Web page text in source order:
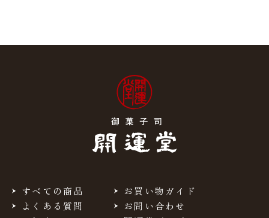
すべての商品
お買い物ガイド
よくある質問
お問い合わせ